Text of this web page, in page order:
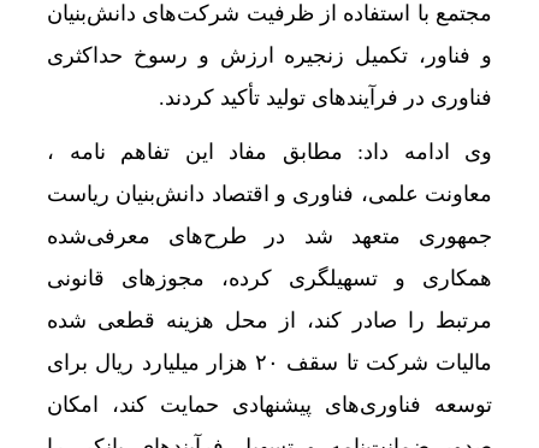
مجتمع با استفاده از ظرفیت شرکت‌های دانش‌بنیان
و فناور، تکمیل زنجیره ارزش و رسوخ حداکثری
فناوری در فرآیندهای تولید تأکید کردند.
وی ادامه داد: مطابق مفاد این تفاهم نامه ،
معاونت علمی، فناوری و اقتصاد دانش‌بنیان ریاست
جمهوری متعهد شد در طرح‌های معرفی‌شده
همکاری و تسهیلگری کرده، مجوزهای قانونی
مرتبط را صادر کند، از محل هزینه قطعی شده
مالیات شرکت تا سقف ۲۰ هزار میلیارد ریال برای
توسعه فناوری‌های پیشنهادی حمایت کند، امکان